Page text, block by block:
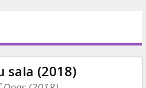
sala (2018)